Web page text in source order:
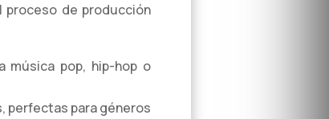
proceso de producción
música pop, hip-hop o
perfectas para géneros